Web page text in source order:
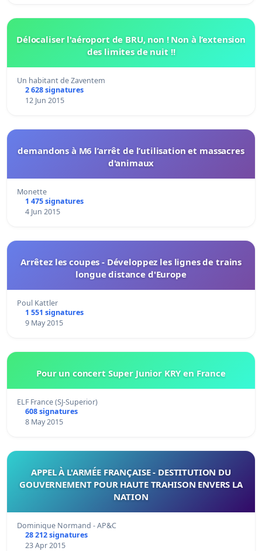
Délocaliser l'aéroport de BRU, non ! Non à l’extension
des limites de nuit !!
Un habitant de Zaventem
2 628 signatures
12 Jun 2015
demandons à M6 l’arrêt de l’utilisation et massacres
d'animaux
Monette
1 475 signatures
4 Jun 2015
Arrêtez les coupes - Développez les lignes de trains
longue distance d'Europe
Poul Kattler
1 551 signatures
9 May 2015
Pour un concert Super Junior KRY en France
ELF France (SJ-Superior)
608 signatures
8 May 2015
APPEL À L'ARMÉE FRANÇAISE - DESTITUTION DU
GOUVERNEMENT POUR HAUTE TRAHISON ENVERS LA
NATION
Dominique Normand - AP&C
28 212 signatures
23 Apr 2015